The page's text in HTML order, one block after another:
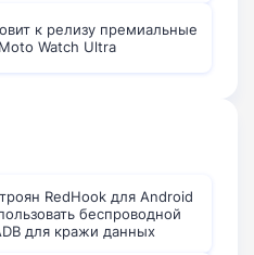
к релизу премиальные
Watch Ultra
RedHook для Android
беспроводной
для кражи данных